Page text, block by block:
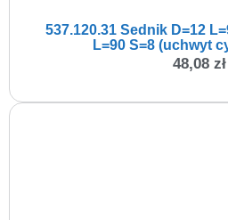
537.120.31 Sednik D=12
L=90 S=8 (uchwyt
48,08 zł